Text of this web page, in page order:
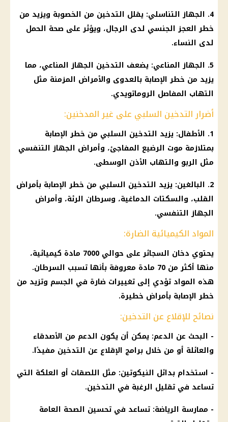
4. الجهاز التناسلي: يقلل
التدخين من الخصوبة ويزيد من
خطر العجز الجنسي لدى الرجال، ويؤثر على صحة الحمل
لدى النساء.
5. الجهاز المناعي: يضعف التدخين الجهاز المناعي، مما
يزيد من خطر الإصابة بالعدوى والأمراض المزمنة مثل
التهاب المفاصل الروماتويدي.
أضرار التدخين السلبي على غير المدخنين:
1. الأطفال: يزيد التدخين السلبي من خطر الإصابة
بمتلازمة موت الرضيع المفاجئ، وأمراض الجهاز التنفسي
مثل الربو والتهاب الأذن الوسطى.
2. البالغين: يزيد
التدخين السلبي من خطر الإصابة بأمراض
القلب، والسكتات الدماغية، وسرطان الرئة، وأمراض
الجهاز التنفسي.
المواد الكيميائية الضارة:
يحتوي دخان السجائر
على حوالي 7000 مادة كيميائية،
منها أكثر من 70 مادة معروفة بأنها تسبب
السرطان.
هذه المواد تؤدي إلى تغييرات ضارة في الجسم وتزيد من
خطر الإصابة بأمراض خطيرة.
نصائح للإقلاع عن التدخين:
- البحث عن الدعم: يمكن أن يكون الدعم من الأصدقاء
والعائلة أو من خلال برامج الإقلاع عن التدخين مفيدًا.
- استخدام بدائل النيكوتين: مثل اللصقات أو العلكة التي
تساعد في تقليل الرغبة في التدخين.
- ممارسة الرياضة: تساعد في تحسين الصحة العامة